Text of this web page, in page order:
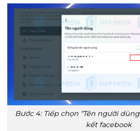
Bước 4: Tiếp chọn “Tên người
kết facebook